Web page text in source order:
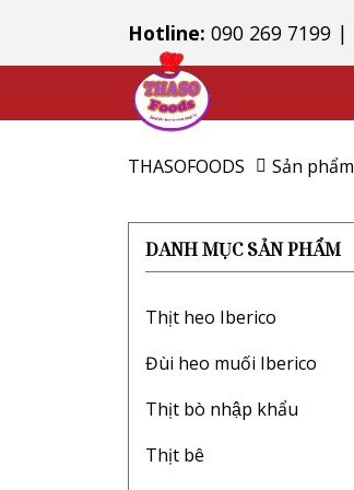
Hotline: 090 269 7199 |
THASOFOODS Sản phẩm
DANH MỤC SẢN PHẨM
Thịt heo Iberico
Đùi heo muối Iberico
Thịt bò nhập khẩu
Thịt bê